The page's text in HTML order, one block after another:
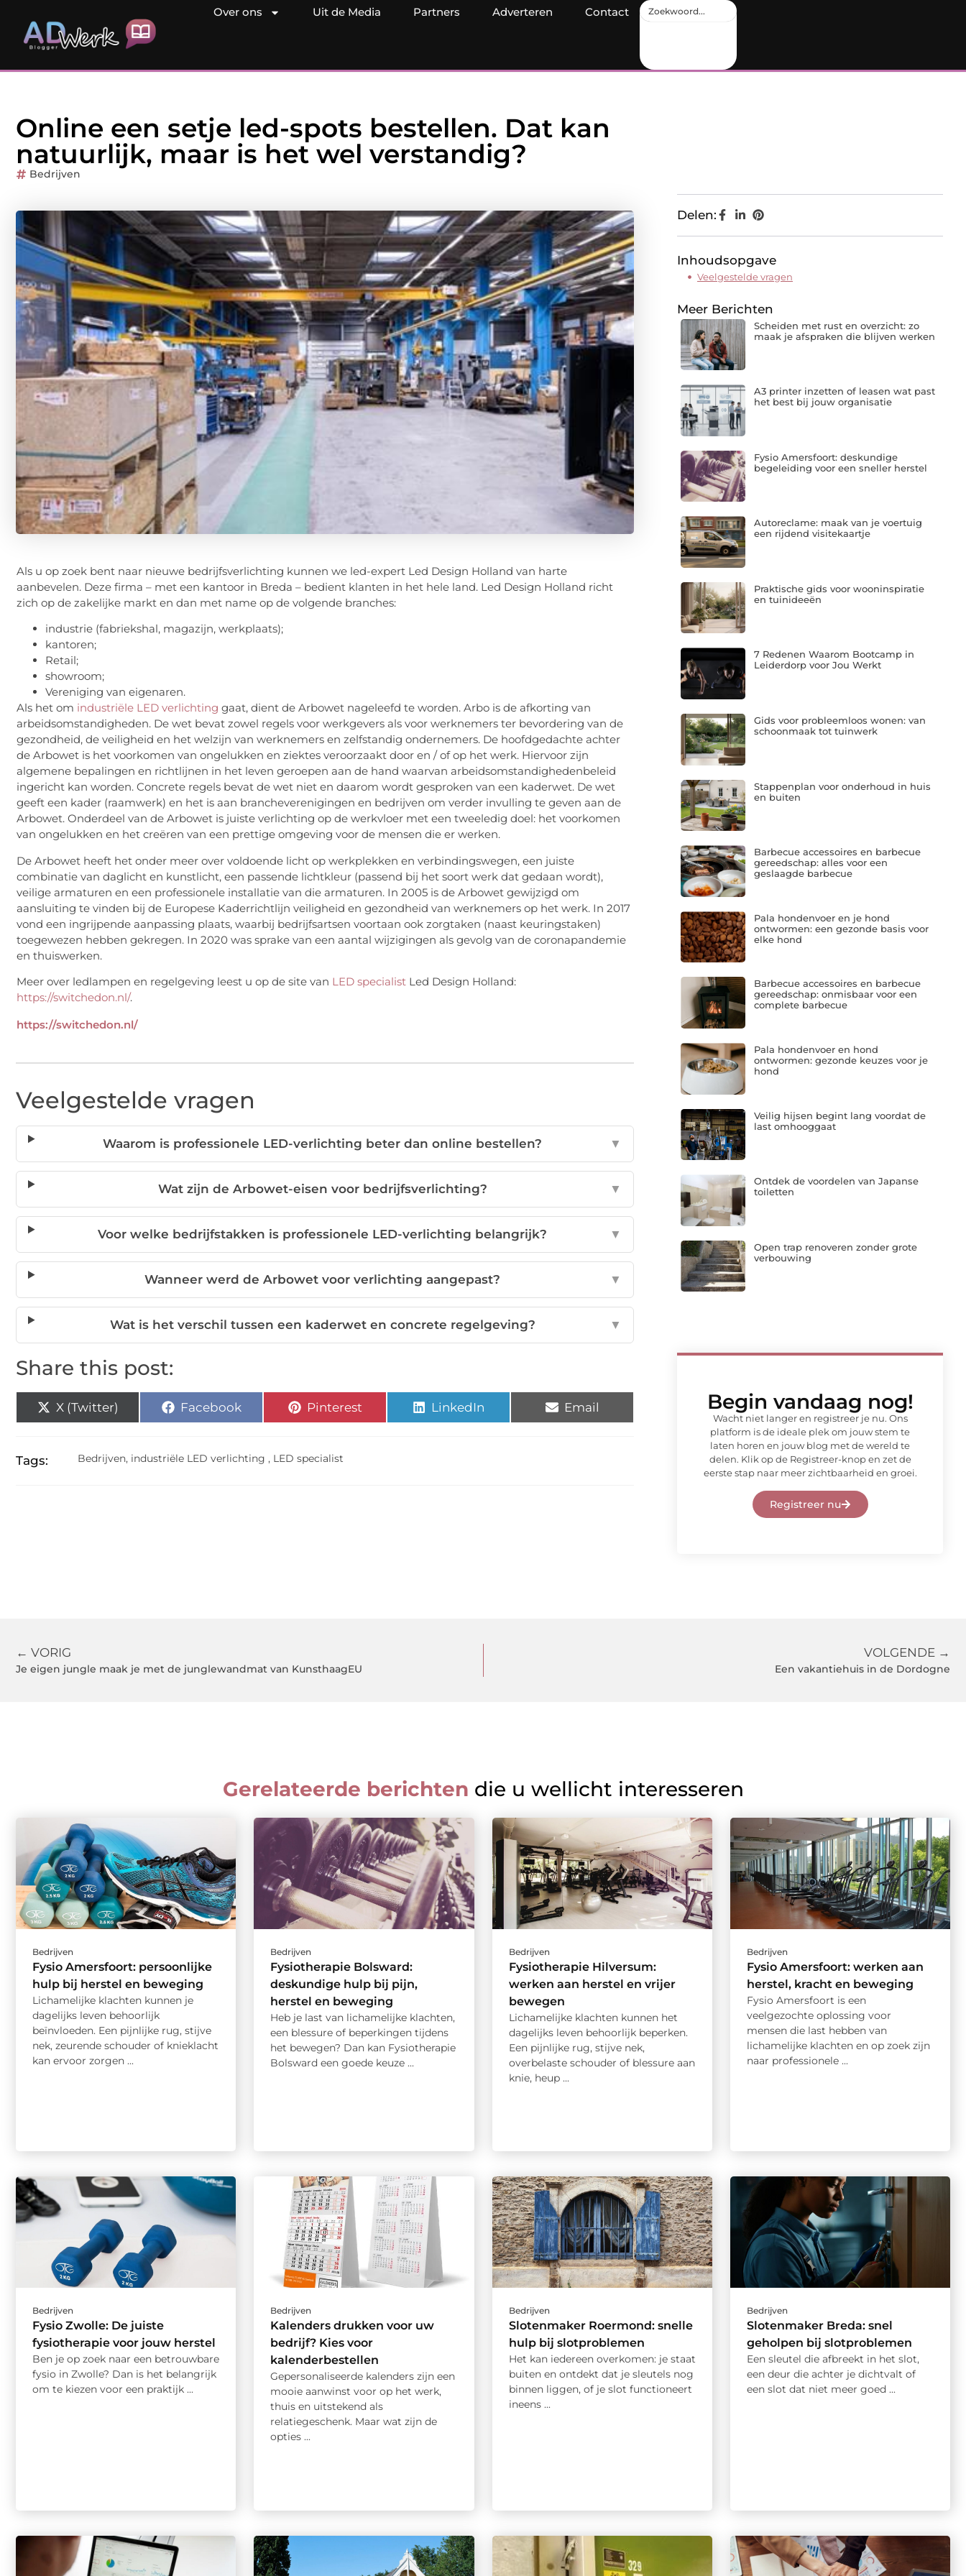
Over ons Uit de Media Partners Adverteren Contact
Online een setje led-spots bestellen. Dat kan
natuurlijk, maar is het wel verstandig?
Bedrijven
Als u op zoek bent naar nieuwe bedrijfsverlichting kunnen we led-expert Led Design Holland van harte
aanbevelen. Deze firma – met een kantoor in Breda – bedient klanten in het hele land. Led Design Holland richt
zich op de zakelijke markt en dan met name op de volgende branches:
industrie (fabriekshal, magazijn, werkplaats);
kantoren;
Retail;
showroom;
Vereniging van eigenaren.
Als het om industriële LED verlichting gaat, dient de Arbowet nageleefd te worden. Arbo is de afkorting van
arbeidsomstandigheden. De wet bevat zowel regels voor werkgevers als voor werknemers ter bevordering van de
gezondheid, de veiligheid en het welzijn van werknemers en zelfstandig ondernemers. De hoofdgedachte achter
de Arbowet is het voorkomen van ongelukken en ziektes veroorzaakt door en / of op het werk. Hiervoor zijn
algemene bepalingen en richtlijnen in het leven geroepen aan de hand waarvan arbeidsomstandighedenbeleid
ingericht kan worden. Concrete regels bevat de wet niet en daarom wordt gesproken van een kaderwet. De wet
geeft een kader (raamwerk) en het is aan brancheverenigingen en bedrijven om verder invulling te geven aan de
Arbowet. Onderdeel van de Arbowet is juiste verlichting op de werkvloer met een tweeledig doel: het voorkomen
van ongelukken en het creëren van een prettige omgeving voor de mensen die er werken.
De Arbowet heeft het onder meer over voldoende licht op werkplekken en verbindingswegen, een juiste
combinatie van daglicht en kunstlicht, een passende lichtkleur (passend bij het soort werk dat gedaan wordt),
veilige armaturen en een professionele installatie van die armaturen. In 2005 is de Arbowet gewijzigd om
aansluiting te vinden bij de Europese Kaderrichtlijn veiligheid en gezondheid van werknemers op het werk. In 2017
vond een ingrijpende aanpassing plaats, waarbij bedrijfsartsen voortaan ook zorgtaken (naast keuringstaken)
toegewezen hebben gekregen. In 2020 was sprake van een aantal wijzigingen als gevolg van de coronapandemie
en thuiswerken.
Meer over ledlampen en regelgeving leest u op de site van LED specialist Led Design Holland:
https://switchedon.nl/.
https://switchedon.nl/
Veelgestelde vragen
Waarom is professionele LED-verlichting beter dan online bestellen? ▼
Wat zijn de Arbowet-eisen voor bedrijfsverlichting? ▼
Voor welke bedrijfstakken is professionele LED-verlichting belangrijk? ▼
Wanneer werd de Arbowet voor verlichting aangepast? ▼
Wat is het verschil tussen een kaderwet en concrete regelgeving? ▼
Share this post:
X (Twitter) Facebook Pinterest LinkedIn Email
Tags: Bedrijven, industriële LED verlichting , LED specialist
Delen:
Inhoudsopgave
Veelgestelde vragen
Meer Berichten
Scheiden met rust en overzicht: zo
maak je afspraken die blijven werken
A3 printer inzetten of leasen wat past
het best bij jouw organisatie
Fysio Amersfoort: deskundige
begeleiding voor een sneller herstel
Autoreclame: maak van je voertuig
een rijdend visitekaartje
Praktische gids voor wooninspiratie
en tuinideeën
7 Redenen Waarom Bootcamp in
Leiderdorp voor Jou Werkt
Gids voor probleemloos wonen: van
schoonmaak tot tuinwerk
Stappenplan voor onderhoud in huis
en buiten
Barbecue accessoires en barbecue
gereedschap: alles voor een
geslaagde barbecue
Pala hondenvoer en je hond
ontwormen: een gezonde basis voor
elke hond
Barbecue accessoires en barbecue
gereedschap: onmisbaar voor een
complete barbecue
Pala hondenvoer en hond
ontwormen: gezonde keuzes voor je
hond
Veilig hijsen begint lang voordat de
last omhooggaat
Ontdek de voordelen van Japanse
toiletten
Open trap renoveren zonder grote
verbouwing
Begin vandaag nog!
Wacht niet langer en registreer je nu. Ons
platform is de ideale plek om jouw stem te
laten horen en jouw blog met de wereld te
delen. Klik op de Registreer-knop en zet de
eerste stap naar meer zichtbaarheid en groei.
Registreer nu
← VORIG
Je eigen jungle maak je met de junglewandmat van KunsthaagEU
VOLGENDE →
Een vakantiehuis in de Dordogne
Gerelateerde berichten die u wellicht interesseren
Bedrijven
Fysio Amersfoort: persoonlijke
hulp bij herstel en beweging
Lichamelijke klachten kunnen je
dagelijks leven behoorlijk
beïnvloeden. Een pijnlijke rug, stijve
nek, zeurende schouder of knieklacht
kan ervoor zorgen ...
Bedrijven
Fysiotherapie Bolsward:
deskundige hulp bij pijn,
herstel en beweging
Heb je last van lichamelijke klachten,
een blessure of beperkingen tijdens
het bewegen? Dan kan Fysiotherapie
Bolsward een goede keuze ...
Bedrijven
Fysiotherapie Hilversum:
werken aan herstel en vrijer
bewegen
Lichamelijke klachten kunnen het
dagelijks leven behoorlijk beperken.
Een pijnlijke rug, stijve nek,
overbelaste schouder of blessure aan
knie, heup ...
Bedrijven
Fysio Amersfoort: werken aan
herstel, kracht en beweging
Fysio Amersfoort is een
veelgezochte oplossing voor
mensen die last hebben van
lichamelijke klachten en op zoek zijn
naar professionele ...
Bedrijven
Fysio Zwolle: De juiste
fysiotherapie voor jouw herstel
Ben je op zoek naar een betrouwbare
fysio in Zwolle? Dan is het belangrijk
om te kiezen voor een praktijk ...
Bedrijven
Kalenders drukken voor uw
bedrijf? Kies voor
kalenderbestellen
Gepersonaliseerde kalenders zijn een
mooie aanwinst voor op het werk,
thuis en uitstekend als
relatiegeschenk. Maar wat zijn de
opties ...
Bedrijven
Slotenmaker Roermond: snelle
hulp bij slotproblemen
Het kan iedereen overkomen: je staat
buiten en ontdekt dat je sleutels nog
binnen liggen, of je slot functioneert
ineens ...
Bedrijven
Slotenmaker Breda: snel
geholpen bij slotproblemen
Een sleutel die afbreekt in het slot,
een deur die achter je dichtvalt of
een slot dat niet meer goed ...